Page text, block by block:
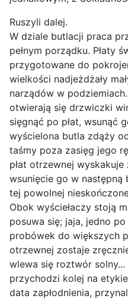
Ruszyli dalej.
W dziale butlacji praca
pełnym porządku. Płaty
przygotowane do
wielkości nadjeżdżały
narządów w
otwierają się drzwiczki
sięgnąć po płat, wsunąć
wyścielona butla zdąży
taśmy poza zasięg jego
płat otrzewnej wyskakuje
wsunięcie go w
tej powolnej
Obok wyściełaczy stoją
posuwa się; jaja, jedno
probówek do większych
otrzewnej zostaje
wlewa się roztwór
przychodzi kolej na
data zapłodnienia,